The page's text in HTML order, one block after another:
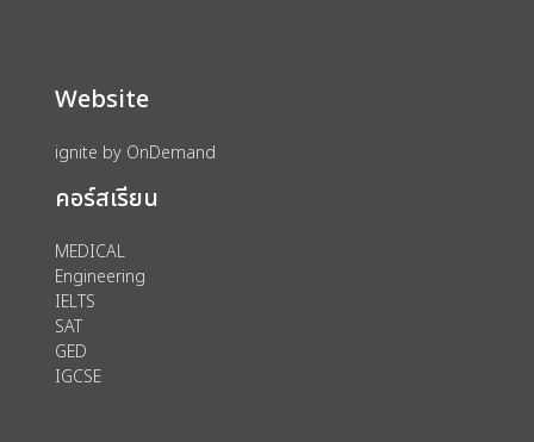
Website
ignite by OnDemand
คอร์สเรียน
MEDICAL
Engineering
IELTS
SAT
GED
IGCSE